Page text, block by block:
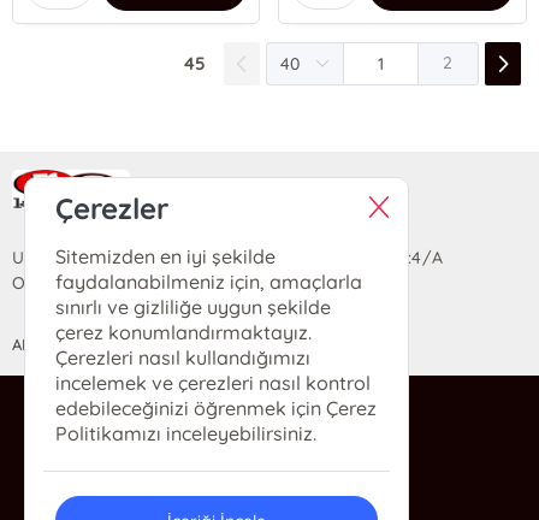
45 2
Ra Yayın Kitabevi
Uzun Sokak Saray Çarşısı Lara Sineması Girişi No:4/A
Ortahisar/TRABZON
ANASAYFA YARDIM İLETİŞİM
ra@rakitap.com
0(462) 326 49 71
Çerezler
Sitemizden en iyi şekilde
faydalanabilmeniz için, amaçlarla
sınırlı ve gizliliğe uygun şekilde
çerez konumlandırmaktayız.
Çerezleri nasıl kullandığımızı
incelemek ve çerezleri nasıl kontrol
edebileceğinizi öğrenmek için Çerez
Politikamızı inceleyebilirsiniz.